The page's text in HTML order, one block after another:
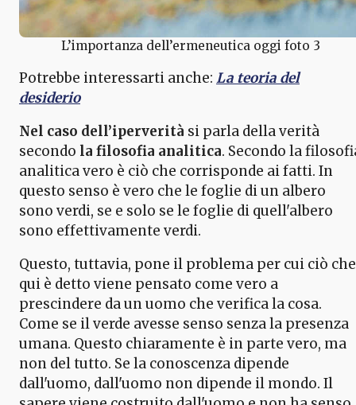
L’importanza dell’ermeneutica oggi foto 3
Potrebbe interessarti anche: La teoria del
desiderio
Nel caso dell’iperverità si parla della verità
secondo la filosofia analitica. Secondo la
analitica vero è ciò che corrisponde ai fatti. In
questo senso è vero che le foglie di un albero
sono verdi, se e solo se le foglie di quell'albero
sono effettivamente verdi.
Questo, tuttavia, pone il problema per cui ciò che
qui è detto viene pensato come vero a
prescindere da un uomo che verifica la cosa.
Come se il verde avesse senso senza la presenza
umana. Questo chiaramente è in parte vero, ma
non del tutto. Se la conoscenza dipende
dall'uomo, dall'uomo non dipende il mondo. Il